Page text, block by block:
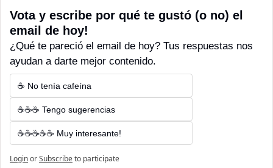
Vota y escribe por qué te gustó (o no) el
email de hoy!
¿Qué te pareció el email de hoy? Tus respuestas nos
ayudan a darte mejor contenido.
☕ No tenía cafeína
☕☕☕ Tengo sugerencias
☕☕☕☕☕ Muy interesante!
LoginorSubscribeto participate